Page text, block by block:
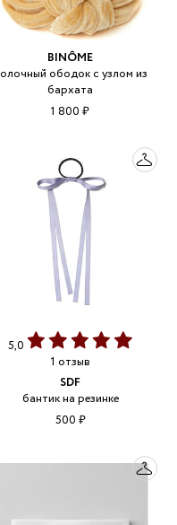
BINÔME
ободок с узлом из
бархата
1 800 ₽
5,0
1 отзыв
SDF
бантик на резинке
500 ₽